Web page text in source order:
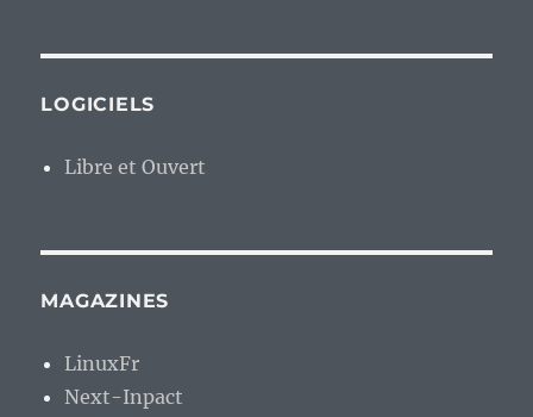
LOGICIELS
Libre et Ouvert
MAGAZINES
LinuxFr
Next-Inpact